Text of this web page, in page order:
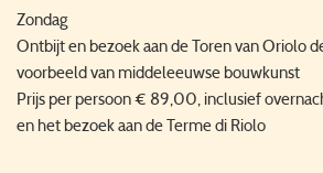
Zondag
Ontbijt en bezoek aan de Toren van Oriolo
voorbeeld van middeleeuwse bouwkunst
Prijs per persoon € 89,00, inclusief
en het bezoek aan de Terme di Riolo